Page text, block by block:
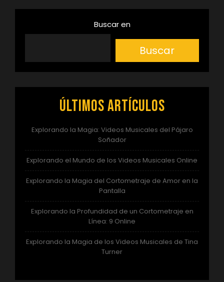
Buscar en
Buscar
Últimos artículos
Explorando la Magia: Videos Musicales del Pájaro
Soñador
Explorando el Mundo de los Videos Musicales Online
Explorando la Magia del Cortometraje de Amor en la
Pantalla
Explorando la Profundidad de un Cortometraje en
Línea: 9 Online
Explorando la Magia de los Videos Musicales de Tina
Turner